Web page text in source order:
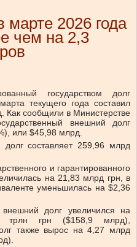
марте 2026 года
чем на 2,3
государством долг
текущего года составил
Как сообщили в Министерстве
внешний долг
или $45,98 млрд.
долг составляет 259,96 млрд
и гарантированного
на 21,83 млрд грн, в
уменьшилась на $2,36
внешний долг увеличился на
грн ($158,9 млрд),
также вырос на 4,27 млрд